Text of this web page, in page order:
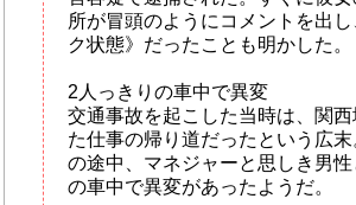
所が冒頭のようにコメントを出
ク状態》だったことも明かした。
2人っきりの車中で異変
交通事故を起こした当時は、関
た仕事の帰り道だったという広
の途中、マネジャーと思しき男性
の車中で異変があったようだ。